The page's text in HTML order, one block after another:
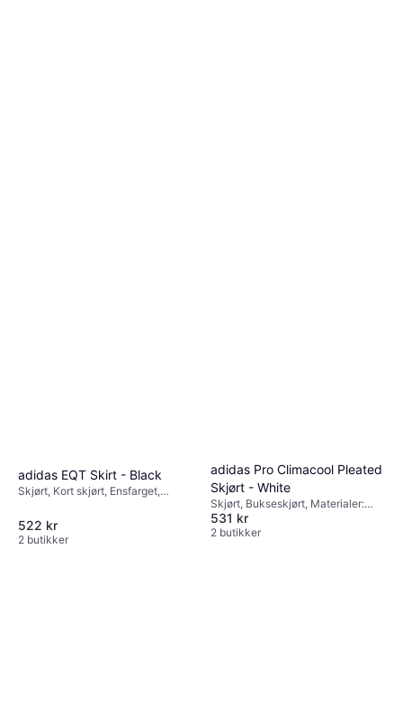
adidas EQT Skirt - Black
Skjørt, Kort skjørt, Ensfarget,
522 kr
2 butikker
adidas Pro Climacool Pleated
Skjørt - White
Skjørt, Bukseskjørt, Materialer:
Elastan / Lycra / Spandex,
Polyester
531 kr
2 butikker